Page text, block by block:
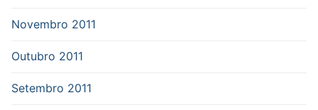
Novembro 2011
Outubro 2011
Setembro 2011